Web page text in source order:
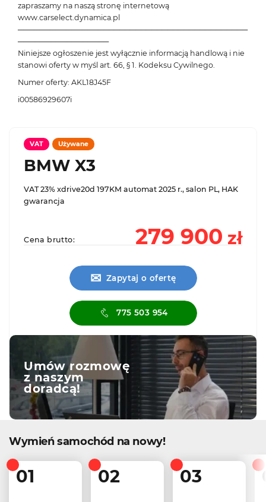
zapraszamy na naszą stronę internetową
www.carselect.dynamica.pl
───────────────────────────────────────────
─────────────────
Niniejsze ogłoszenie jest wyłącznie informacją handlową i nie
stanowi oferty w myśl art. 66, § 1. Kodeksu Cywilnego.
Numer oferty: AKL18J45F
i00586929607i
VAT Używane
BMW X3
VAT 23% xdrive20d 197KM automat 2025 r., salon PL, HAK
gwarancja
Cena brutto: 279 900 zł
✉ Zapytaj o ofertę
775 503 954
Umów rozmowę
z naszym
doradcą!
Wymień samochód na nowy!
01 02 03